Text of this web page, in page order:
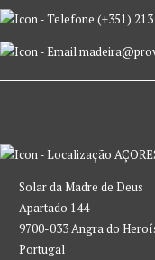
(+351)
Solar da Madre de Deus
Apartado 144
9700-033 Angra do
Portugal